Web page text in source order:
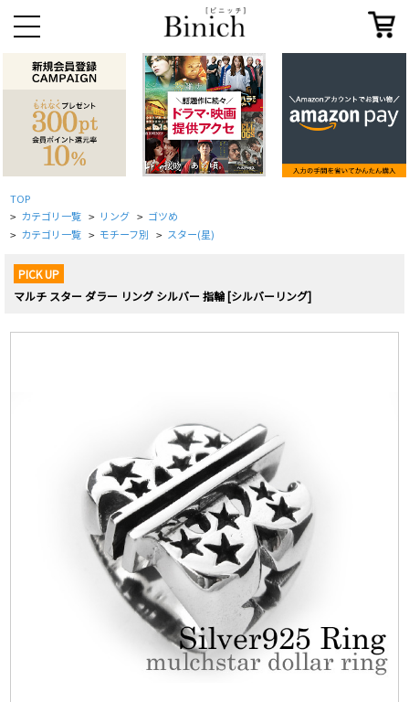
TOP
> カテゴリ一覧 > リング > ゴツめ
> カテゴリ一覧 > モチーフ別 > スター(星)
PICK UP
マルチ スター ダラー リング シルバー 指輪 [シルバーリング]